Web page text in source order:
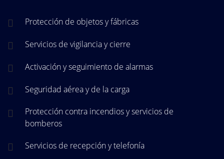
Protección de objetos y fábricas
Servicios de vigilancia y cierre
Activación y seguimiento de alarmas
Seguridad aérea y de la carga
Protección contra incendios y servicios de
bomberos
Servicios de recepción y telefonía